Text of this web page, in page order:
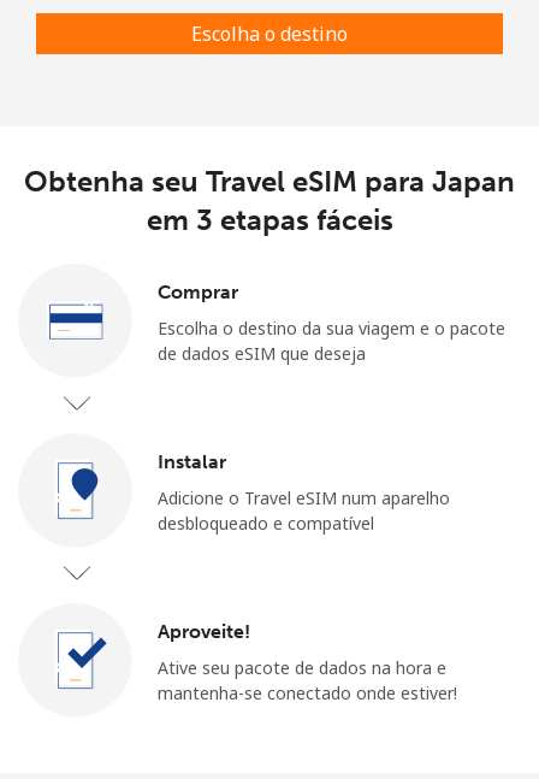
Escolha o destino
Obtenha seu Travel eSIM para Japan
em 3 etapas fáceis
Comprar
Escolha o destino da sua viagem e o pacote
de dados eSIM que deseja
Instalar
Adicione o Travel eSIM num aparelho
desbloqueado e compatível
Aproveite!
Ative seu pacote de dados na hora e
mantenha-se conectado onde estiver!